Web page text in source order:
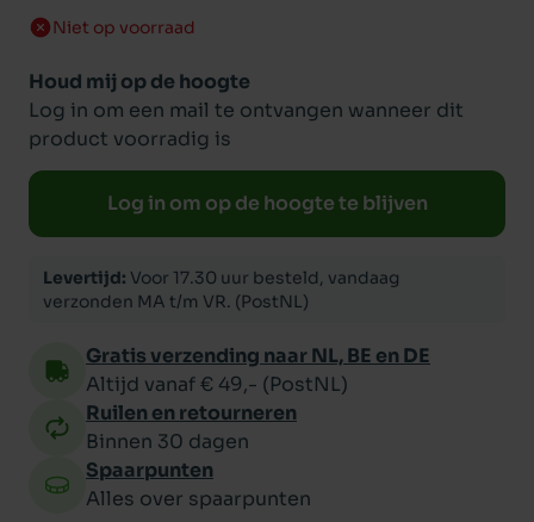
Niet op voorraad
Houd mij op de hoogte
Log in om een mail te ontvangen wanneer dit
product voorradig is
Log in om op de hoogte te blijven
Levertijd: Voor 17.30 uur besteld, vandaag
verzonden MA t/m VR. (PostNL)
Gratis verzending naar NL, BE en DE
Altijd vanaf € 49,- (PostNL)
Ruilen en retourneren
Binnen 30 dagen
Spaarpunten
Alles over spaarpunten